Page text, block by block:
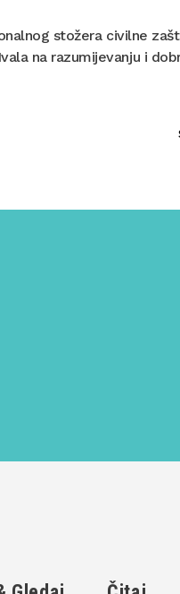
stožera civilne
na razumijevanju i